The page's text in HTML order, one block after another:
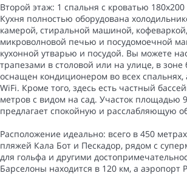
Второй этаж: 1 спальня с кроватью
Кухня полностью оборудована
камерой, стиральной машиной,
микроволновой печью и посудомоечной
кухонной утварью и посудой. Вы можете
трапезами в столовой или на улице, в
оснащен кондиционером во всех спальнях,
WiFi. Кроме того, здесь есть частный
метров с видом на сад. Участок площадью
предлагает спокойную и расслабляющую
Расположение идеально: всего в 450
пляжей Кала Бот и Пескадор, рядом с
для гольфа и другими
Барселоны находится в 120 км, а аэропорт